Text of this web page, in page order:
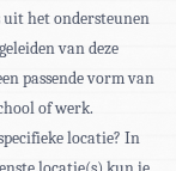
uit het ondersteunen
van deze
passende vorm van
of werk.
locatie? In